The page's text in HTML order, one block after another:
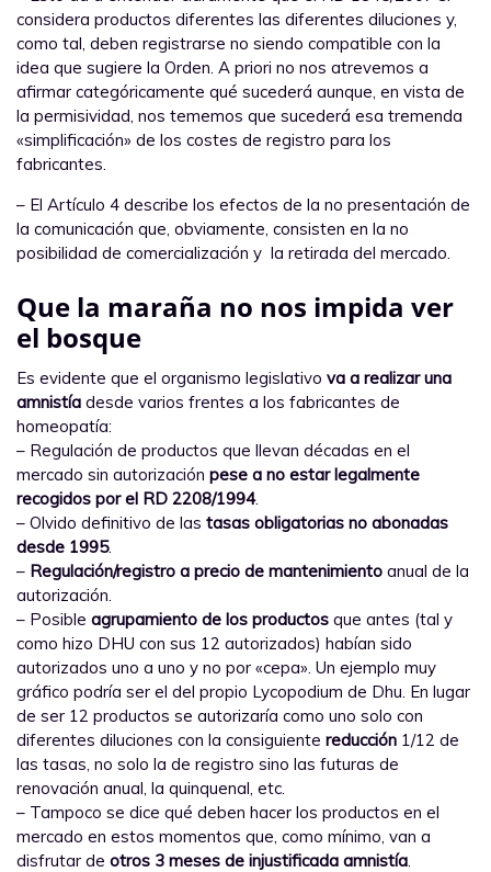
considera productos diferentes las diferentes diluciones y,
como tal, deben registrarse no siendo compatible con la
idea que sugiere la Orden. A priori no nos atrevemos a
afirmar categóricamente qué sucederá aunque, en vista de
la permisividad, nos tememos que sucederá esa tremenda
«simplificación» de los costes de registro para los
fabricantes.
– El Artículo 4 describe los efectos de la no presentación de
la comunicación que, obviamente, consisten en la no
posibilidad de comercialización y la retirada del mercado.
Que la maraña no nos impida ver
el bosque
Es evidente que el organismo legislativo va a realizar una
amnistía desde varios frentes a los fabricantes de
homeopatía:
– Regulación de productos que llevan décadas en el
mercado sin autorización pese a no estar legalmente
recogidos por el RD 2208/1994.
– Olvido definitivo de las tasas obligatorias no abonadas
desde 1995.
– Regulación/registro a precio de mantenimiento anual de la
autorización.
– Posible agrupamiento de los productos que antes (tal y
como hizo DHU con sus 12 autorizados) habían sido
autorizados uno a uno y no por «cepa». Un ejemplo muy
gráfico podría ser el del propio Lycopodium de Dhu. En lugar
de ser 12 productos se autorizaría como uno solo con
diferentes diluciones con la consiguiente reducción 1/12 de
las tasas, no solo la de registro sino las futuras de
renovación anual, la quinquenal, etc.
– Tampoco se dice qué deben hacer los productos en el
mercado en estos momentos que, como mínimo, van a
disfrutar de otros 3 meses de injustificada amnistía